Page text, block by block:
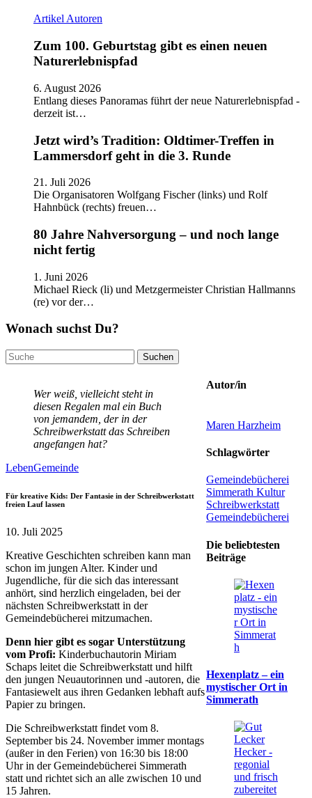
ArtikelAutoren
Zum 100. Geburtstag gibt es einen neuen
Naturerlebnispfad
6. August 2026
Entlang dieses Panoramas führt der neue Naturerlebnispfad -
derzeit ist…
Jetzt wird’s Tradition: Oldtimer-Treffen in
Lammersdorf geht in die 3. Runde
21. Juli 2026
Die Organisatoren Wolfgang Fischer (links) und Rolf
Hahnbück (rechts) freuen…
80 Jahre Nahversorgung – und noch lange
nicht fertig
1. Juni 2026
Michael Rieck (li) und Metzgermeister Christian Hallmanns
(re) vor der…
Wonach suchst Du?
Suchen
nach:
Wer weiß, vielleicht steht in
diesen Regalen mal ein Buch
von jemandem, der in der
Schreibwerkstatt das Schreiben
angefangen hat?
LebenGemeinde
Für kreative Kids: Der Fantasie in der Schreibwerkstatt
freien Lauf lassen
10. Juli 2025
Kreative Geschichten schreiben kann man
schon im jungen Alter. Kinder und
Jugendliche, für die sich das interessant
anhört, sind herzlich eingeladen, bei der
nächsten Schreibwerkstatt in der
Gemeindebücherei mitzumachen.
Denn hier gibt es sogar Unterstützung
vom Profi: Kinderbuchautorin Miriam
Schaps leitet die Schreibwerkstatt und hilft
den jungen Neuautorinnen und -autoren, die
Fantasiewelt aus ihren Gedanken lebhaft aufs
Papier zu bringen.
Die Schreibwerkstatt findet vom 8.
September bis 24. November immer montags
(außer in den Ferien) von 16:30 bis 18:00
Uhr in der Gemeindebücherei Simmerath
statt und richtet sich an alle zwischen 10 und
15 Jahren.
Autor/in
Maren Harzheim
Schlagwörter
Gemeindebücherei
Simmerath Kultur
Schreibwerkstatt
Gemeindebücherei
Die beliebtesten
Beiträge
Hexenplatz – ein
mystischer Ort in
Simmerath